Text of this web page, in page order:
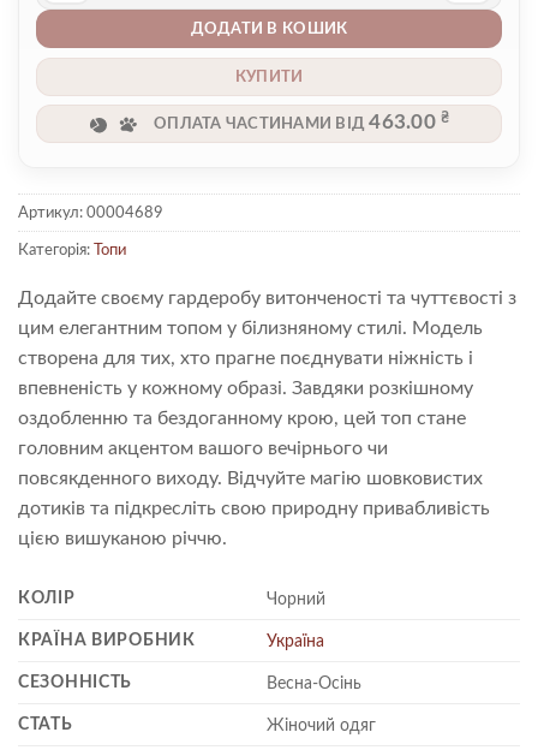
ДОДАТИ В КОШИК
КУПИТИ
ОПЛАТА ЧАСТИНАМИ ВІД463.00₴
Артикул: 00004689
Категорія: Топи
Додайте своєму гардеробу витонченості та чуттєвості з
цим елегантним топом у білизняному стилі. Модель
створена для тих, хто прагне поєднувати ніжність і
впевненість у кожному образі. Завдяки розкішному
оздобленню та бездоганному крою, цей топ стане
головним акцентом вашого вечірнього чи
повсякденного виходу. Відчуйте магію шовковистих
дотиків та підкресліть свою природну привабливість
цією вишуканою річчю.
КОЛІР Чорний
КРАЇНА ВИРОБНИК Україна
СЕЗОННІСТЬ Весна-Осінь
СТАТЬ Жіночий одяг